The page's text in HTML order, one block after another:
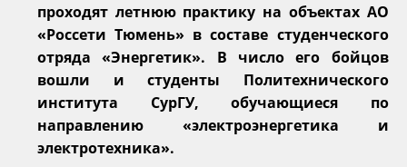
проходят летнюю практику на объектах АО
«Россети Тюмень» в составе студенческого
отряда «Энергетик». В число его бойцов
вошли и студенты Политехнического
института СурГУ, обучающиеся по
направлению «электроэнергетика и
электротехника».